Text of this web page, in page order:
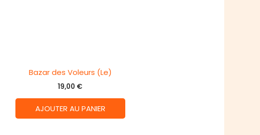
Bazar des Voleurs (Le)
19,00 €
AJOUTER AU PANIER